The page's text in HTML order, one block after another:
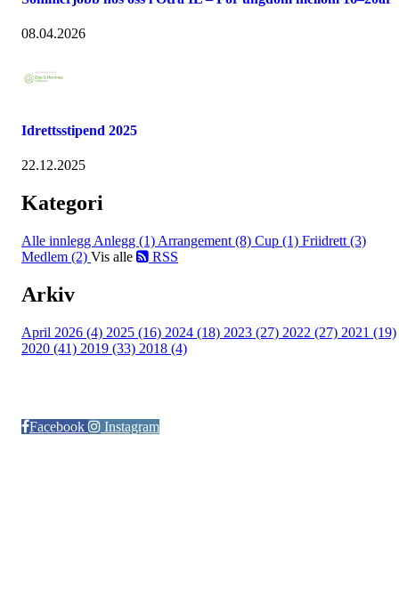
08.04.2026
Idrettsstipend 2025
22.12.2025
Kategori
Alle innlegg Anlegg (1) Arrangement (8) Cup (1) Friidrett (3)
Medlem (2) Vis alle RSS
Arkiv
April 2026 (4) 2025 (16) 2024 (18) 2023 (27) 2022 (27) 2021 (19)
2020 (41) 2019 (33) 2018 (4)
Facebook
Instagram